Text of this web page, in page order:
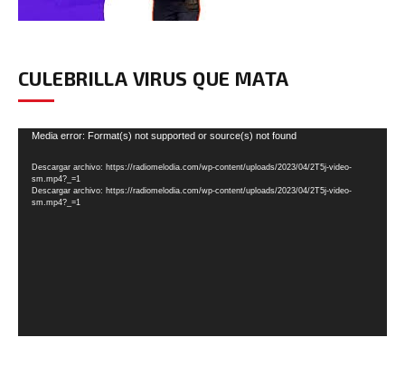
CULEBRILLA VIRUS QUE MATA
Reproductor
vídeo
Media error: Format(s) not supported or source(s) not found
Descargar archivo: https://radiomelodia.com/wp-content/uploads/2023/04/2T5j-video-
sm.mp4?_=1
Descargar archivo: https://radiomelodia.com/wp-content/uploads/2023/04/2T5j-video-
sm.mp4?_=1